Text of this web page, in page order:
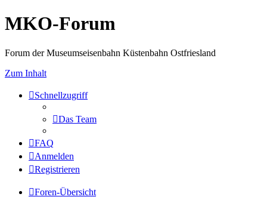
MKO-Forum
Forum der Museumseisenbahn Küstenbahn Ostfriesland
Zum Inhalt
Schnellzugriff
Das Team
FAQ
Anmelden
Registrieren
Foren-Übersicht